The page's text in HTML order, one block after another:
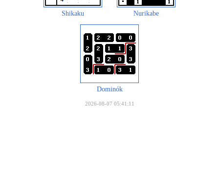
Shikaku Nurikabe
Dominók
2026-08-07 05:41:11